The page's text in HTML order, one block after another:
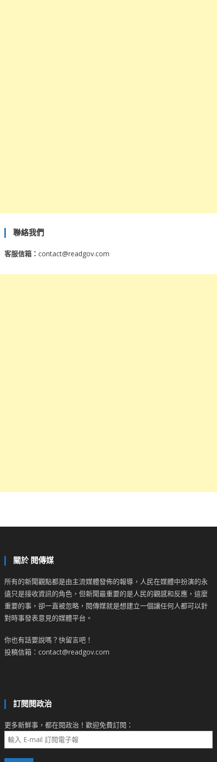
聯絡我們
客服信箱： contact@readgov.com
關於 閱傳媒
所有的新聞觀點都是由主流媒體發佈的報導，人民在媒體中扮演的永
遠只是接收資訊的角色，但新聞最重要的是人民的觀感和反應，這麼
重要的事，卻一直被忽略，閱傳媒就是想建立一個讓任何人都可以針
對時事發表意見的媒體平台。
你也有話要說嗎？快留言吧！
投稿信箱：contact@readgov.com
訂閱閱政治
更多新鮮事，都在閱政治！歡迎免費訂閱：